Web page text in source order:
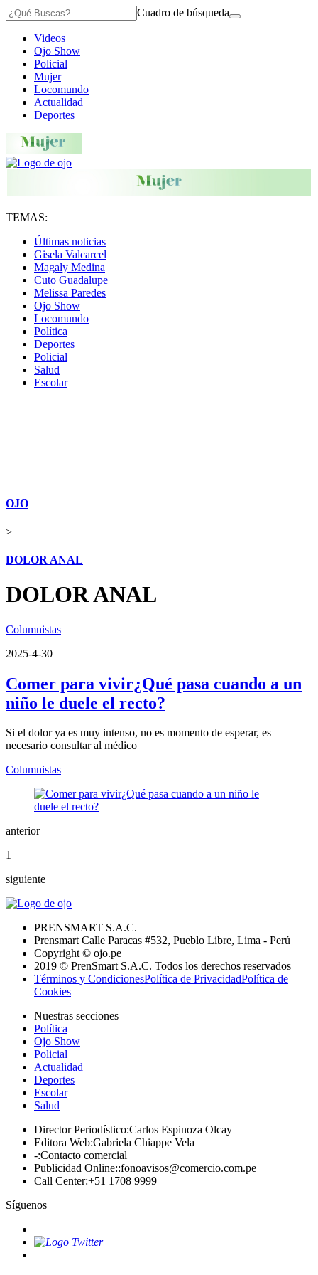
Cuadro de búsqueda
Videos
Ojo Show
Policial
Mujer
Locomundo
Actualidad
Deportes
TEMAS:
Últimas noticias
Gisela Valcarcel
Magaly Medina
Cuto Guadalupe
Melissa Paredes
Ojo Show
Locomundo
Política
Deportes
Policial
Salud
Escolar
OJO
>
DOLOR ANAL
DOLOR ANAL
Columnistas
2025-4-30
Comer para vivir¿Qué pasa cuando a un
niño le duele el recto?
Si el dolor ya es muy intenso, no es momento de esperar, es
necesario consultar al médico
Columnistas
anterior
1
siguiente
PRENSMART S.A.C.
Prensmart Calle Paracas #532, Pueblo Libre, Lima - Perú
Copyright © ojo.pe
2019 © PrenSmart S.A.C. Todos los derechos reservados
Términos y CondicionesPolítica de PrivacidadPolítica de
Cookies
Nuestras secciones
Política
Ojo Show
Policial
Actualidad
Deportes
Escolar
Salud
Director Periodístico:Carlos Espinoza Olcay
Editora Web:Gabriela Chiappe Vela
-:Contacto comercial
Publicidad Online::fonoavisos@comercio.com.pe
Call Center:+51 1708 9999
Síguenos